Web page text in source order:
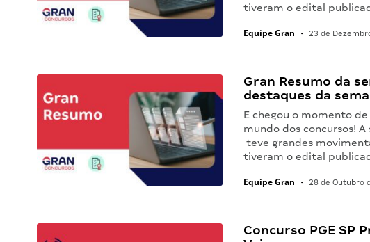
tiveram o edital
Equipe Gran • 23 de
Gran Resumo da
destaques da
E chegou o momento
mundo dos concursos!
teve grandes
tiveram o edital
Equipe Gran • 28 de Outubro
Concurso PGE SP